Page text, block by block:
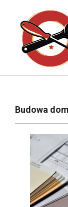
content
NavigationBudowa